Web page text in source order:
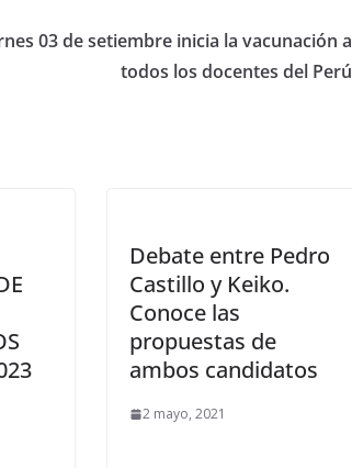
03 de setiembre inicia la vacunación a
todos los docentes del Perú
Debate entre Pedro
Castillo y Keiko.
Conoce las
propuestas de
ambos candidatos
2 mayo, 2021